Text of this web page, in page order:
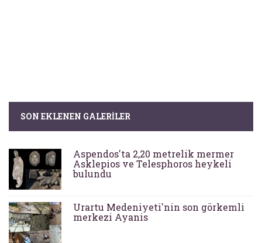
SON EKLENEN GALERILER
Aspendos'ta 2,20 metrelik mermer
Asklepios ve Telesphoros heykeli
bulundu
Urartu Medeniyeti'nin son görkemli
merkezi Ayanis